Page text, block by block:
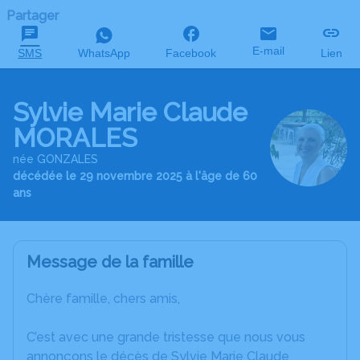
Partager
SMS WhatsApp Facebook E-mail Lien
Sylvie Marie Claude
MORALES
née GONZALES
décédée le 29 novembre 2025 à l'âge de 60
ans
Message de la famille
Chère famille, chers amis,
C’est avec une grande tristesse que nous vous
annonçons le décès de Sylvie Marie Claude